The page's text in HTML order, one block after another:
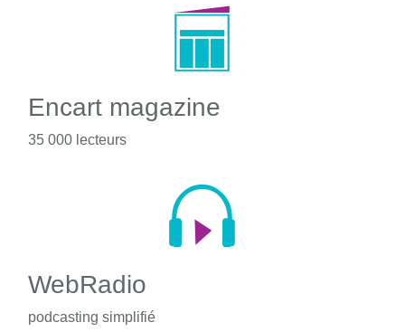
Encart magazine
35 000 lecteurs
WebRadio
podcasting simplifié